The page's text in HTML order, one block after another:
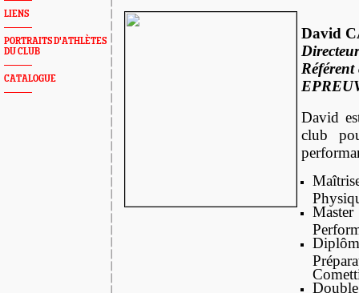
LIENS
PORTRAITS D'ATHLÈTES
DU CLUB
CATALOGUE
David
Référent
David
club